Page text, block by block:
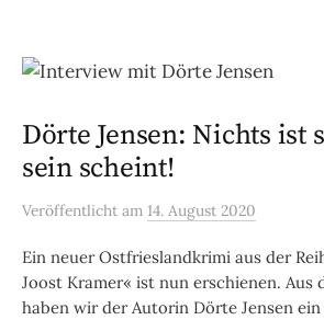
Dörte Jensen: Nichts ist
sein scheint!
Veröffentlicht am 14. August 2020
Ein neuer Ostfrieslandkrimi aus der
Joost Kramer« ist nun erschienen. Aus
haben wir der Autorin Dörte Jensen ein